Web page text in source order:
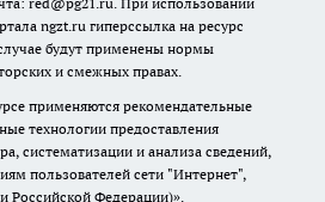
ngzt.ru гиперссылка на ресурс
будут применены нормы
и смежных правах.
применяются рекомендательные
технологии предоставления
систематизации и анализа сведений,
пользователей сети "Интернет",
Российской Федерации)».